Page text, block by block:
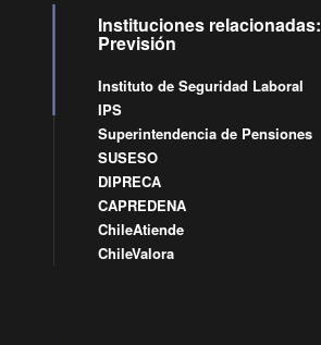
Instituciones relacionadas:
Previsión
Instituto de Seguridad Laboral
IPS
Superintendencia de Pensiones
SUSESO
DIPRECA
CAPREDENA
ChileAtiende
ChileValora